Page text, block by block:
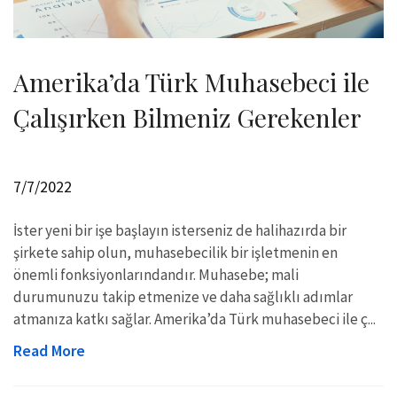
Amerika’da Türk Muhasebeci ile
Çalışırken Bilmeniz Gerekenler
7/7/2022
İster yeni bir işe başlayın isterseniz de halihazırda bir
şirkete sahip olun, muhasebecilik bir işletmenin en
önemli fonksiyonlarındandır. Muhasebe; mali
durumunuzu takip etmenize ve daha sağlıklı adımlar
atmanıza katkı sağlar. Amerika’da Türk muhasebeci ile ç...
Read More